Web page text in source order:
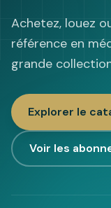
Achetez, louez
référence en
grande
Explorer le
Voir les